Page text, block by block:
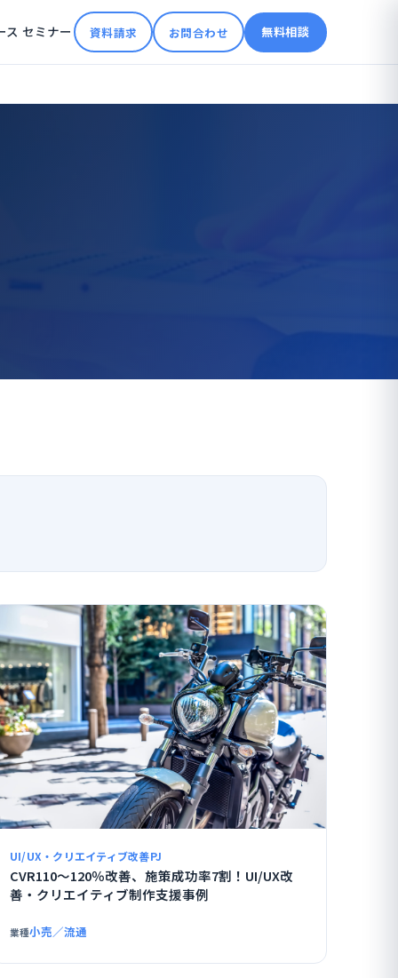
ス セミナー 資料請求 お問合わせ 無料相談
UI/UX・クリエイティブ改善PJ
CVR110〜120％改善、施策成功率7割！UI/UX改
善・クリエイティブ制作支援事例
業種小売／流通